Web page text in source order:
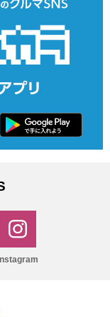
Instagram